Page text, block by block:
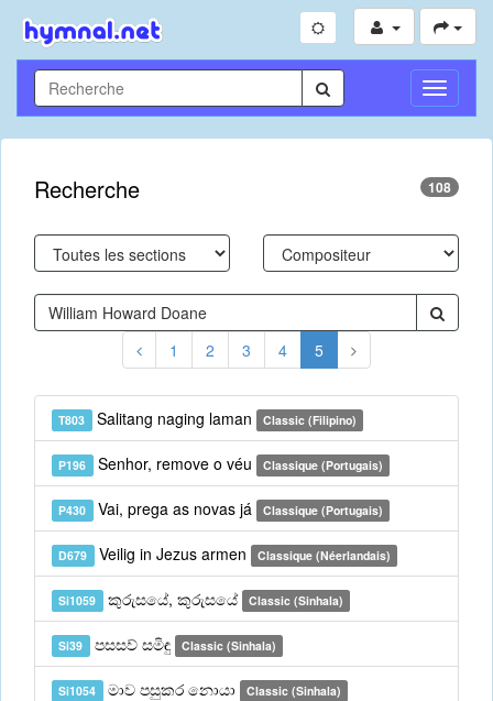
Toggle
Recherche 108
1 2 3 4 5
T803 Salitang naging laman Classic (Filipino)
P196 Senhor, remove o véu Classique (Portugais)
P430 Vai, prega as novas já Classique (Portugais)
D679 Veilig in Jezus armen Classique (Néerlandais)
Si1059 කුරුසයේ, කුරුසයේ Classic (Sinhala)
Si39 පසසව් සමිඳු Classic (Sinhala)
Si1054 මාව පසුකර නොයා Classic (Sinhala)